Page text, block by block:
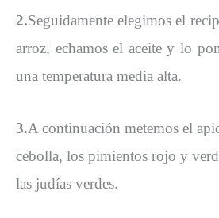
2.Seguidamente elegimos el
arroz, echamos el aceite y lo
una temperatura media alta.
3.A continuación metemos el
cebolla, los pimientos rojo y
las judías verdes.